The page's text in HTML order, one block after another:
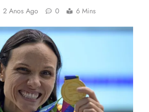
2 Anos Ago 0 6 Mins